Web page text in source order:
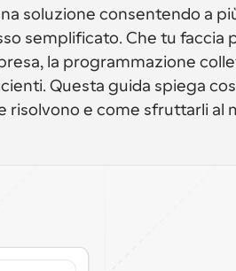
soluzione consentendo a
semplificato. Che tu faccia
la programmazione
Questa guida spiega
risolvono e come sfruttarli al